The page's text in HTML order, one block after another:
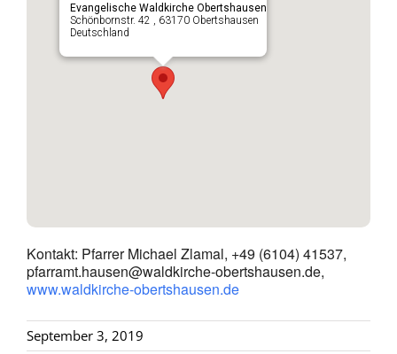
Evangelische Waldkirche Obertshausen
Schönbornstr. 42 , 63170 Obertshausen
Deutschland
Kontakt: Pfarrer Michael Zlamal, +49 (6104) 41537,
pfarramt.hausen@waldkirche-obertshausen.de,
www.waldkirche-obertshausen.de
September 3, 2019